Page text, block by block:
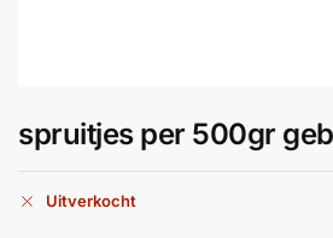
spruitjes per 500gr
Uitverkocht